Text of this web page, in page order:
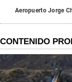
Aeropuerto Jorge